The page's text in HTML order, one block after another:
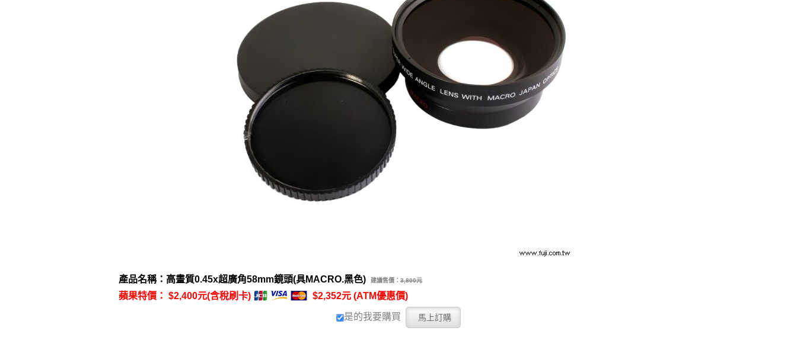
產品名稱：高畫質0.45x超廣角58mm鏡頭(具MACRO.黑色) 建議售價： 3,800元
蘋果特價： $2,400元(含稅刷卡) $2,352元 (ATM優惠價)
是的我要購買